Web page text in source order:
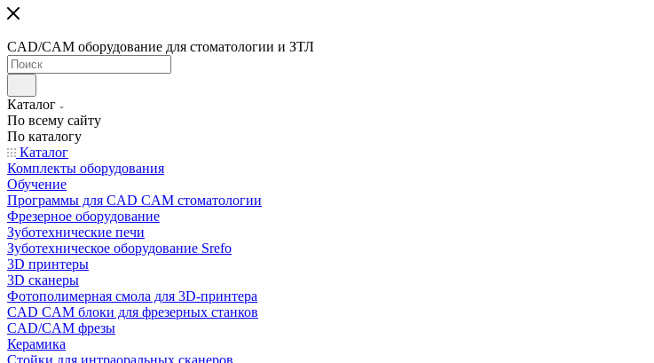
CAD/CAM оборудование для стоматологии и ЗТЛ
Каталог
По всему сайту
По каталогу
Каталог
Комплекты оборудования
Обучение
Программы для CAD CAM стоматологии
Фрезерное оборудование
Зуботехнические печи
Зуботехническое оборудование Srefo
3D принтеры
3D сканеры
Фотополимерная смола для 3D-принтера
CAD CAM блоки для фрезерных станков
CAD/CAM фрезы
Керамика
Стойки для интраоральных сканеров